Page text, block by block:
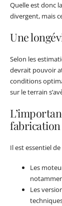
Quelle est donc
divergent, mais
Une
Selon les
devrait pouvoir
conditions
sur le terrain
fabrication
Il est essentiel
Les
Les